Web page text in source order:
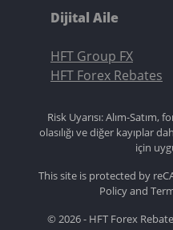
Dijital Aile
HFT Group FX
HFT Forex Rebates
Risk Uyarısı: Alım-
olasılığı ve diğer kayıplar
için
This site is protected by
Policyand
© 2026 - HFT Forex